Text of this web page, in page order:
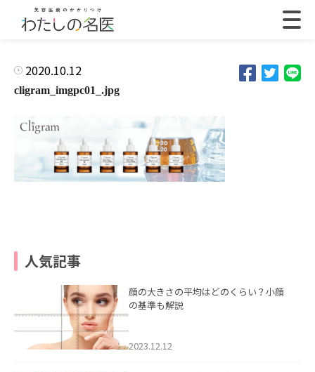
2020.10.12
cligram_imgpc01_.jpg
人気記事
顔の大きさの平均はどのくらい？小顔
の基準も解説
2023.12.12